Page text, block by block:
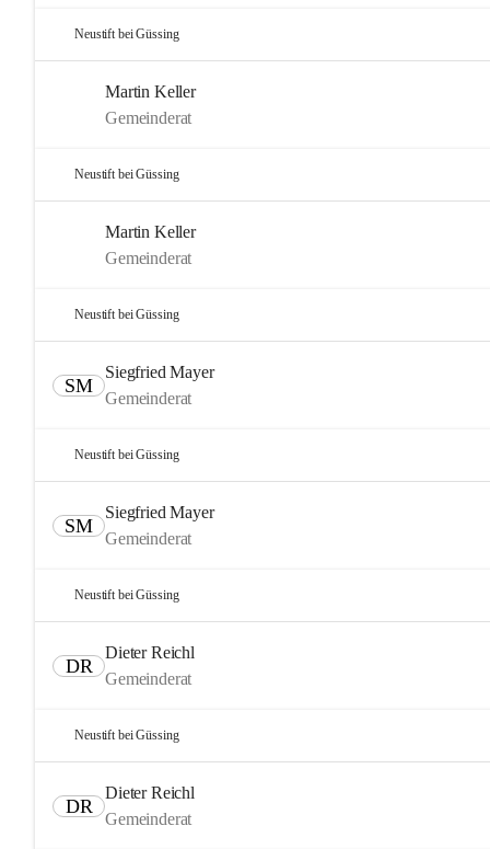
Neustift bei Güssing
Martin Keller
Gemeinderat
Neustift bei Güssing
Martin Keller
Gemeinderat
Neustift bei Güssing
SM
Siegfried Mayer
Gemeinderat
Neustift bei Güssing
SM
Siegfried Mayer
Gemeinderat
Neustift bei Güssing
DR
Dieter Reichl
Gemeinderat
Neustift bei Güssing
DR
Dieter Reichl
Gemeinderat